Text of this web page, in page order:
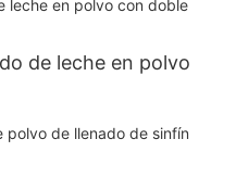
de leche en polvo